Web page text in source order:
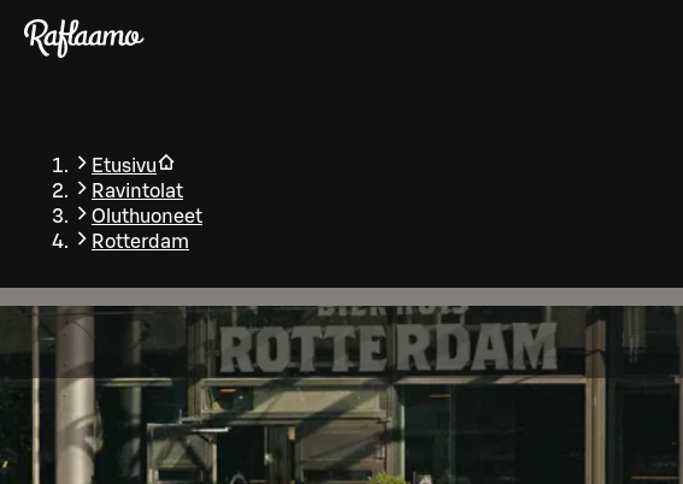
Siirry pääsisältöön
Etusivu
Ravintolat
Oluthuoneet
Rotterdam